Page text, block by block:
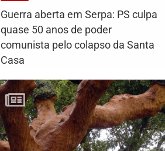
Guerra aberta em Serpa: PS culpa
quase 50 anos de poder
comunista pelo colapso da Santa
Casa